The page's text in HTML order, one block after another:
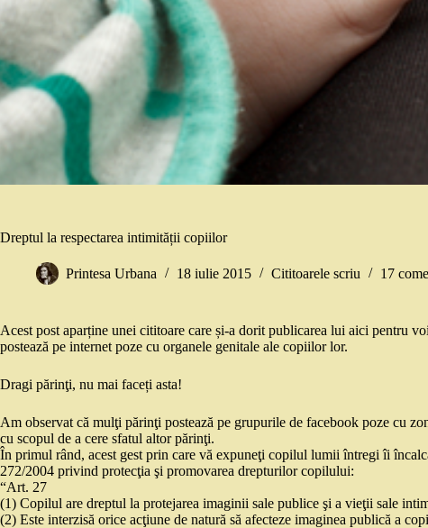
Dreptul la respectarea intimității copiilor
Printesa Urbana 18 iulie 2015 Cititoarele scriu 17
Acest post aparține unei cititoare care și-a dorit publicarea lui aici pentru
postează pe internet poze cu organele genitale ale copiilor lor.
Dragi părinţi, nu mai faceți asta!
Am observat că mulţi părinţi postează pe grupurile de facebook poze cu
cu scopul de a cere sfatul altor părinţi.
În primul rând, acest gest prin care vă expuneţi copilul lumii întregi îi
272/2004 privind protecţia şi promovarea drepturilor copilului:
“Art. 27
(1) Copilul are dreptul la protejarea imaginii sale publice şi a vieţii sale
(2) Este interzisă orice acţiune de natură să afecteze imaginea publică a